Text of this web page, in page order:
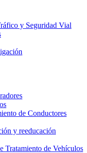
y Seguridad Vial
de Conductores
y reeducación
Tratamiento de Vehículos